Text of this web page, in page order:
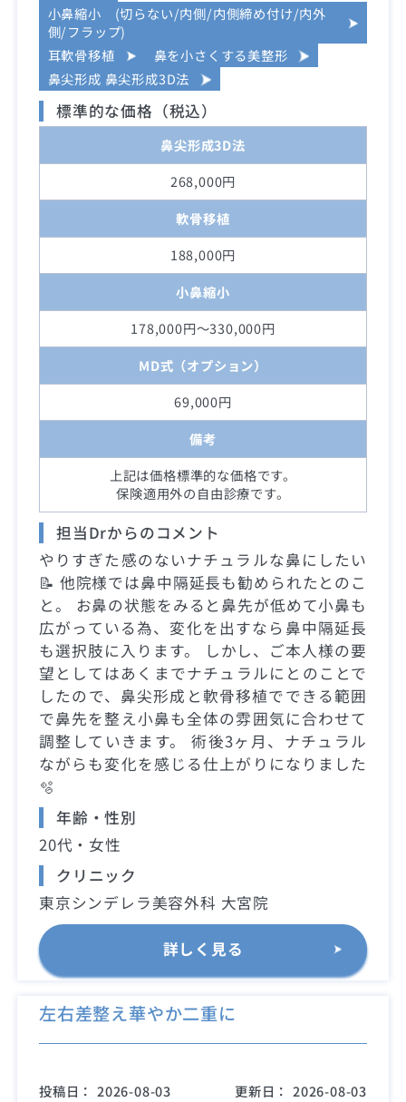
小鼻縮小 (切らない/内側/内側締め付け/内外
側/フラップ)
耳軟骨移植
鼻を小さくする美整形
鼻尖形成 鼻尖形成3D法
標準的な価格（税込）
鼻尖形成3D法
268,000円
軟骨移植
188,000円
小鼻縮小
178,000円～330,000円
MD式（オプション）
69,000円
備考
上記は価格標準的な価格です。
保険適用外の自由診療です。
担当Drからのコメント
やりすぎた感のないナチュラルな鼻にしたい
📝 他院様では鼻中隔延長も勧められたとのこ
と。 お鼻の状態をみると鼻先が低めて小鼻も
広がっている為、変化を出すなら鼻中隔延長
も選択肢に入ります。 しかし、ご本人様の要
望としてはあくまでナチュラルにとのことで
したので、鼻尖形成と軟骨移植でできる範囲
で鼻先を整え小鼻も全体の雰囲気に合わせて
調整していきます。 術後3ヶ月、ナチュラル
ながらも変化を感じる仕上がりになりました
🫧
年齢・性別
20代・女性
クリニック
東京シンデレラ美容外科 大宮院
詳しく見る
左右差整え華やか二重に
投稿日： 2026-08-03 更新日： 2026-08-03